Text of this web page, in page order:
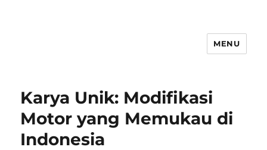
MENU
Karya Unik: Modifikasi
Motor yang Memukau di
Indonesia